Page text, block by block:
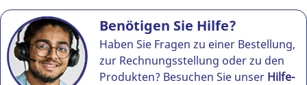
Benötigen Sie Hilfe?
Haben Sie Fragen zu einer Bestellung,
zur Rechnungsstellung oder zu den
Produkten? Besuchen Sie unser Hilfe-